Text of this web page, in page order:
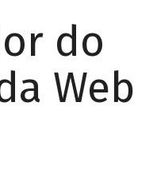
do
Web